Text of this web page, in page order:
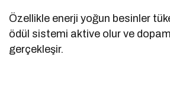
Özellikle enerji yoğun besinler
ödül sistemi aktive olur ve
gerçekleşir.